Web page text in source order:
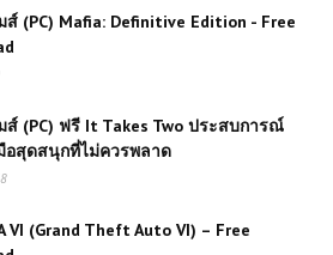
รี Mafia The Old
าของความมืดมนใน
Dogs: Definitive |
Download
ส์ (PC) Mafia: Definitive Edition - Free
ส์ (PC) ฟรี It Takes Two ประสบการณ์
อสุดสนุกที่ไม่ควรพลาด
VI (Grand Theft Auto VI) – Free